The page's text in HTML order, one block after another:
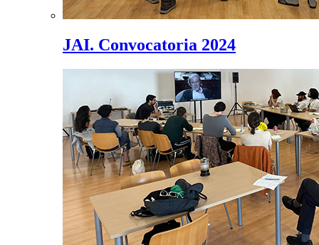
JAI. Convocatoria 2024